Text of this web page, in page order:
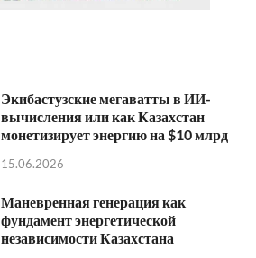
Экибастузские мегаватты в ИИ-
вычисления или как Казахстан
монетизирует энергию на $10 млрд
15.06.2026
Маневренная генерация как
фундамент энергетической
независимости Казахстана